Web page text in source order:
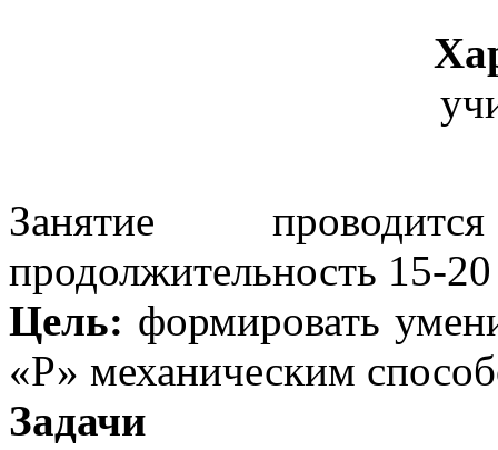
Занятие
продолжительность 15-
Цель: формировать
«Р» механическим
Задачи